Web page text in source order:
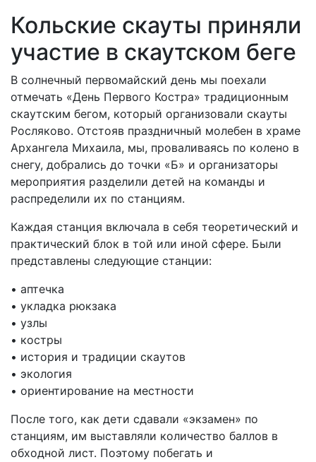
Кольские скауты приняли
участие в скаутском беге
В солнечный первомайский день мы поехали
отмечать «День Первого Костра» традиционным
скаутским бегом, который организовали скауты
Росляково. Отстояв праздничный молебен в храме
Архангела Михаила, мы, проваливаясь по колено в
снегу, добрались до точки «Б» и организаторы
мероприятия разделили детей на команды и
распределили их по станциям.
Каждая станция включала в себя теоретический и
практический блок в той или иной сфере. Были
представлены следующие станции:
• аптечка
• укладка рюкзака
• узлы
• костры
• история и традиции скаутов
• экология
• ориентирование на местности
После того, как дети сдавали «экзамен» по
станциям, им выставляли количество баллов в
обходной лист. Поэтому побегать и